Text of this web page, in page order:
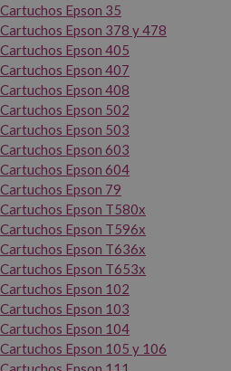
Cartuchos Epson 35
Cartuchos Epson 378 y 478
Cartuchos Epson 405
Cartuchos Epson 407
Cartuchos Epson 408
Cartuchos Epson 502
Cartuchos Epson 503
Cartuchos Epson 603
Cartuchos Epson 604
Cartuchos Epson 79
Cartuchos Epson T580x
Cartuchos Epson T596x
Cartuchos Epson T636x
Cartuchos Epson T653x
Cartuchos Epson 102
Cartuchos Epson 103
Cartuchos Epson 104
Cartuchos Epson 105 y 106